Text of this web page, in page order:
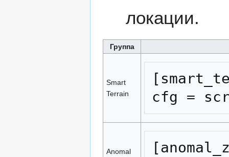
локации.
Группа
Smart
Terrain
cfg =
Anomal